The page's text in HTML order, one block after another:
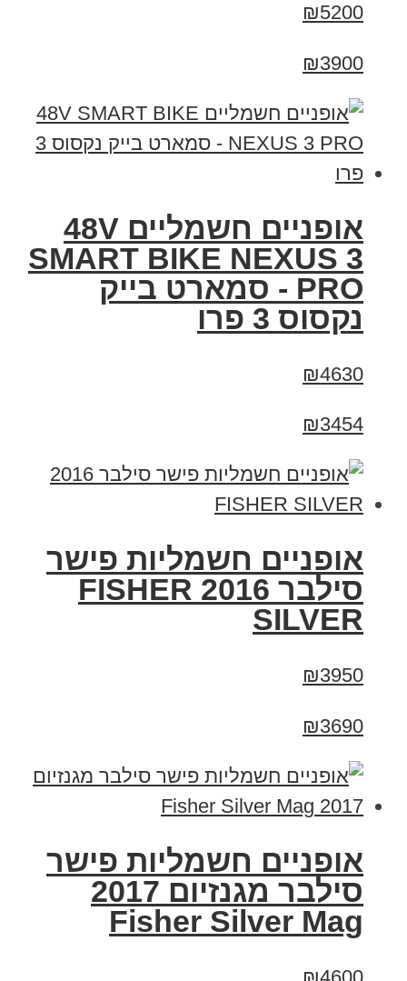
₪5200
₪3900
אופניים חשמליים 48V
SMART BIKE NEXUS 3
PRO - סמארט בייק
נקסוס 3 פרו
₪4630
₪3454
אופניים חשמליות פישר
סילבר 2016 FISHER
SILVER
₪3950
₪3690
אופניים חשמליות פישר
סילבר מגנזיום 2017
Fisher Silver Mag